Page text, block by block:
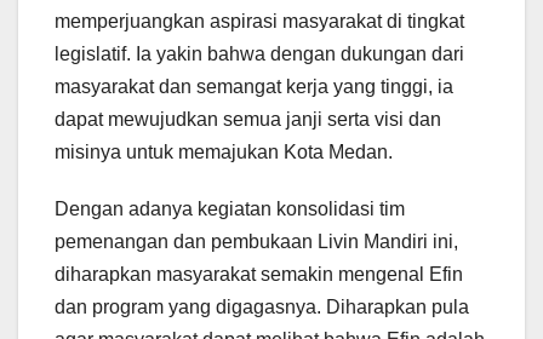
memperjuangkan aspirasi masyarakat di tingkat
legislatif. Ia yakin bahwa dengan dukungan dari
masyarakat dan semangat kerja yang tinggi, ia
dapat mewujudkan semua janji serta visi dan
misinya untuk memajukan Kota Medan.
Dengan adanya kegiatan konsolidasi tim
pemenangan dan pembukaan Livin Mandiri ini,
diharapkan masyarakat semakin mengenal Efin
dan program yang digagasnya. Diharapkan pula